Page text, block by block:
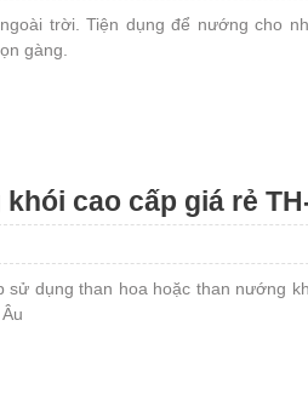
trời. Tiện dụng để nướng cho
gàng.
cao cấp giá rẻ
dụng than hoa hoặc than nướng